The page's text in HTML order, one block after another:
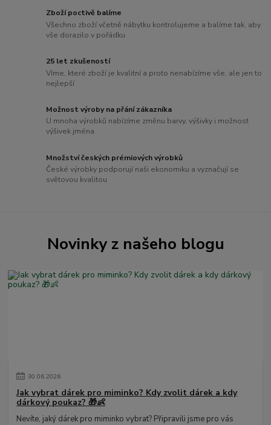
Zboží poctivě balíme
Všechno zboží včetně nábytku kontrolujeme a balíme tak, aby
vše dorazilo v pořádku
25 let zkušeností
Víme, které zboží je kvalitní a proto nenabízíme vše, ale jen to
nejlepší
Možnost výroby na přání zákazníka
U mnoha výrobků nabízíme změnu barvy, výšivky i možnost
výšivek jména
Množství českých prémiových výrobků
České výrobky podporují naši ekonomiku a vyznačují se
světovou kvalitou
Novinky z našeho blogu
30.06.2026
Jak vybrat dárek pro miminko? Kdy zvolit dárek a kdy
dárkový poukaz? 🎁👶
Nevíte, jaký dárek pro miminko vybrat? Připravili jsme pro vás